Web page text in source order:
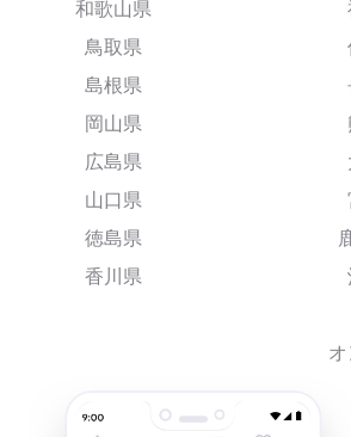
和歌山県
鳥取県
島根県
岡山県
広島県
山口県
徳島県
香川県